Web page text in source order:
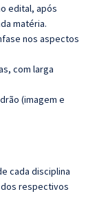
edital, após
matéria.
nos aspectos
com larga
(imagem e
cada disciplina
respectivos